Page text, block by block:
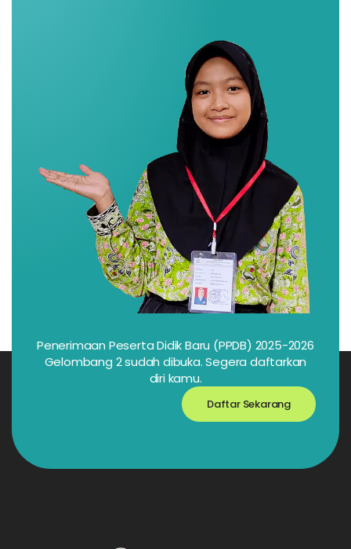
Penerimaan Peserta Didik Baru (PPDB) 2025-2026
Gelombang 2 sudah dibuka. Segera daftarkan
diri kamu.
Daftar Sekarang